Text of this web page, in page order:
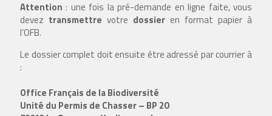
Attention : une fois la pré-demande en ligne faite, vous
devez transmettre votre dossier en format papier à
l’OFB.
Le dossier complet doit ensuite être adressé par courrier à
:
Office Français de la Biodiversité
Unité du Permis de Chasser – BP 20